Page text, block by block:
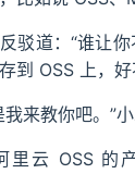
驳道：“谁让
到 OSS 上，好
我来教你吧。”
里云 OSS 的